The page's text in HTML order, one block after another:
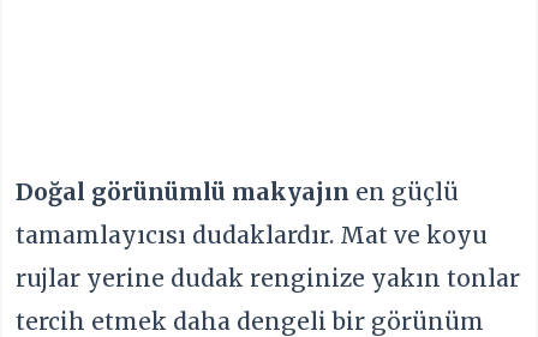
Doğal görünümlü makyajın en güçlü
tamamlayıcısı dudaklardır. Mat ve koyu
rujlar yerine dudak renginize yakın tonlar
tercih etmek daha dengeli bir görünüm